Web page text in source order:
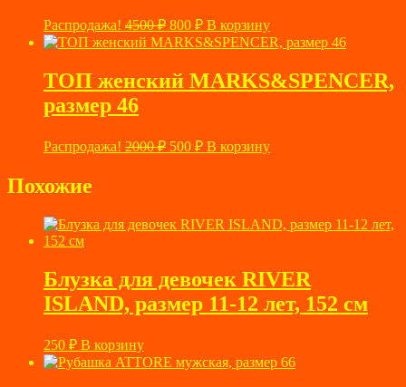
Распродажа! 4500₽ Первоначальная
цена
составляла
4500 ₽.
800 ₽Текущая
цена:
В корзину
ТОП женский MARKS&SPENCER,
размер 46
Распродажа! 2000₽ Первоначальная
500 ₽Текущая
цена:
В корзину
Похожие
Блузка для девочек RIVER
ISLAND, размер 11-12 лет, 152 см
250 ₽ В корзину